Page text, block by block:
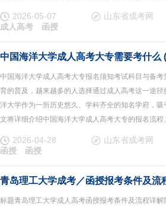
2026-05-07 山东省成考网
成人高考
函授
中国海洋大学成人高考大专需要考什么
中国海洋大学成人高考大专报名须知考试科目与备
育的普及，越来越多的人选择通过成人高考这一途
洋大学作为一所历史悠久、学科齐全的知名学府，
文将详细介绍中国海洋大学成人高考大专的报名流程
2026-04-28 山东省成考网
函授
函授
青岛理工大学成考／函授报考条件及流
标题青岛理工大学成人高考函授报考条件及流程详